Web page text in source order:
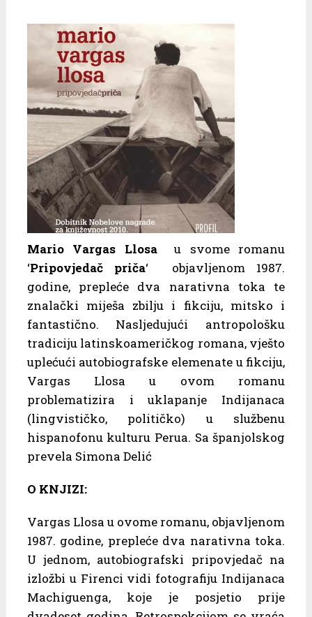
Mario Vargas Llosau svome romanu
‘Pripovjedač priča‘ objavljenom 1987.
godine, prepleće dva narativna toka te
znalački miješa zbilju i fikciju, mitsko i
fantastično. Nasljedujući antropološku
tradiciju latinskoameričkog romana, vješto
uplećući autobiografske elemenate u fikciju,
Vargas Llosa u ovom romanu
problematizira i uklapanje Indijanaca
(lingvističko, političko) u službenu
hispanofonu kulturu Perua. Sa španjolskog
prevela Simona Delić
O KNJIZI:
Vargas Llosa u ovome romanu, objavljenom
1987. godine, prepleće dva narativna toka.
U jednom, autobiografski pripovjedač na
izložbi u Firenci vidi fotografiju Indijanaca
Machiguenga, koje je posjetio prije